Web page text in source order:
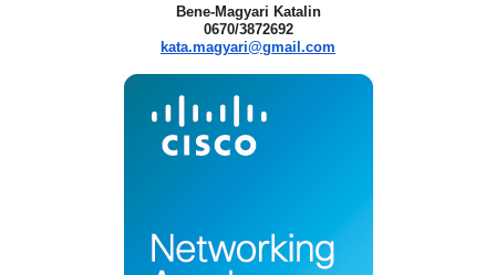
Bene-Magyari Katalin
0670/3872692
kata.magyari@gmail.com